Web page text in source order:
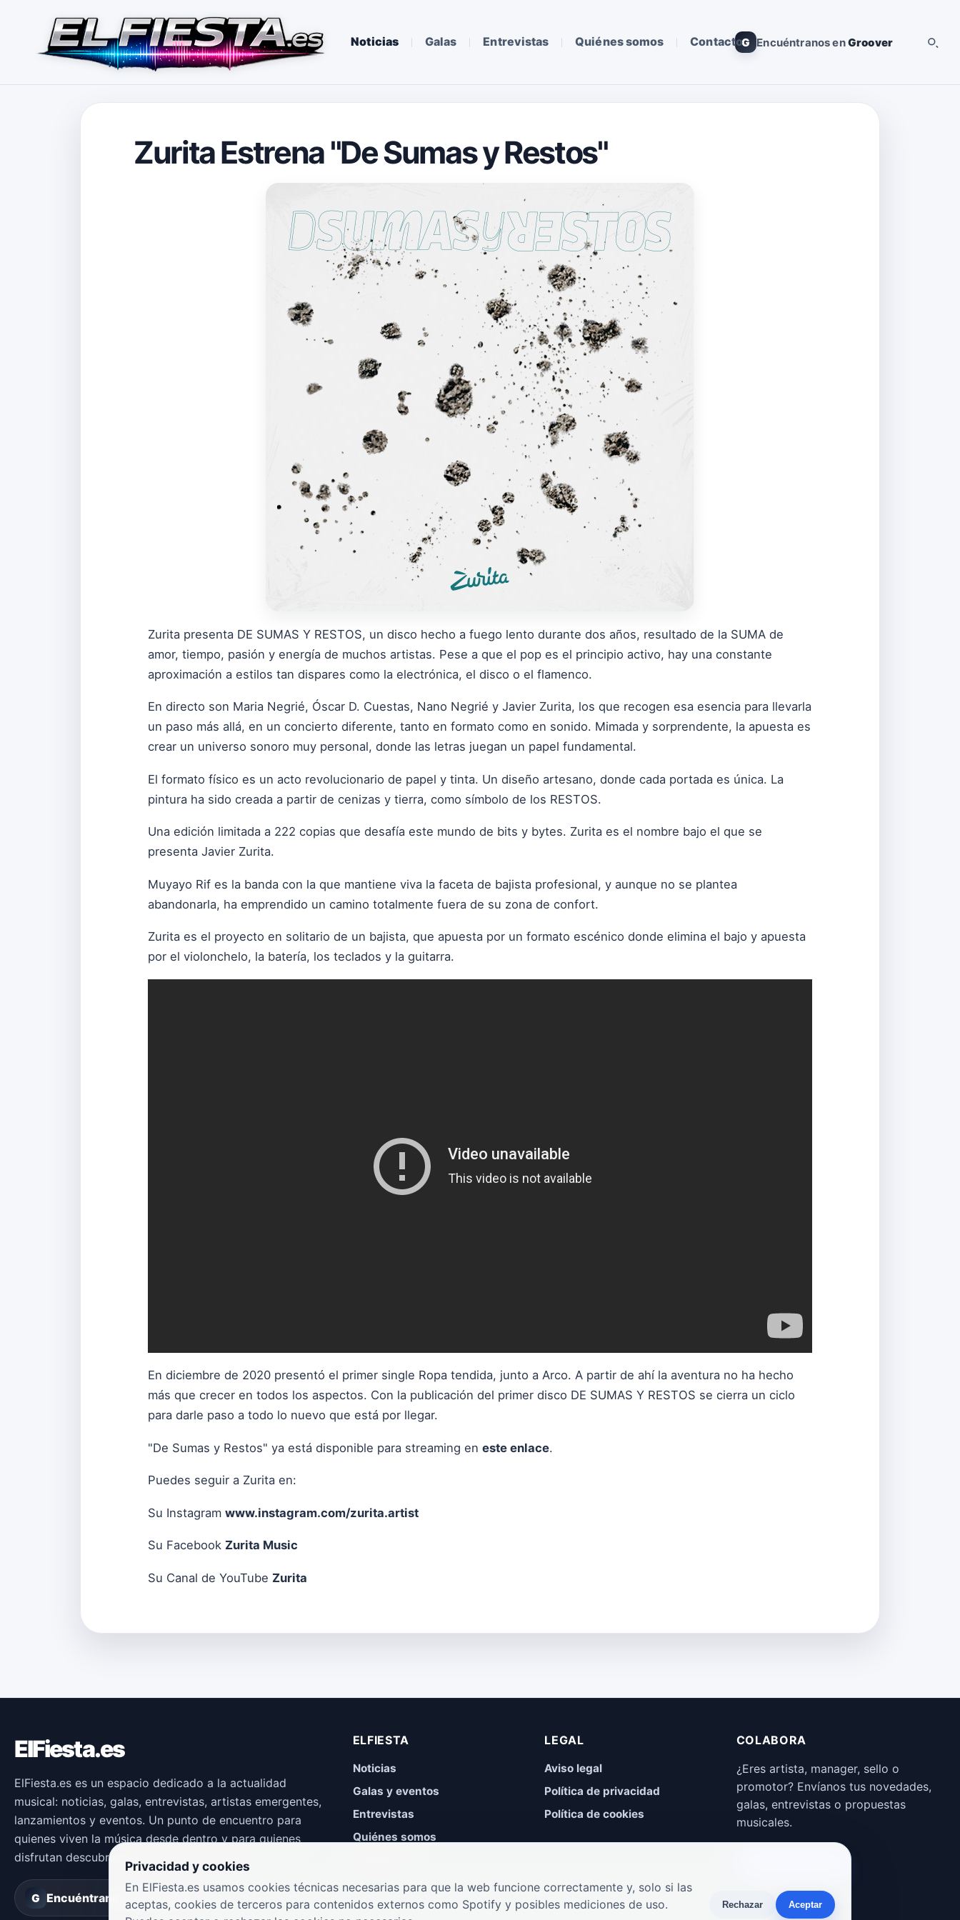
Noticias Galas Entrevistas Quiénes somos ContactoG Encuéntranos enGroover
Zurita Estrena "De Sumas y Restos"
Zurita presenta DE SUMAS Y RESTOS, un disco hecho a fuego lento durante dos años, resultado de la SUMA de
amor, tiempo, pasión y energía de muchos artistas. Pese a que el pop es el principio activo, hay una constante
aproximación a estilos tan dispares como la electrónica, el disco o el flamenco.
En directo son Maria Negrié, Óscar D. Cuestas, Nano Negrié y Javier Zurita, los que recogen esa esencia para llevarla
un paso más allá, en un concierto diferente, tanto en formato como en sonido. Mimada y sorprendente, la apuesta es
crear un universo sonoro muy personal, donde las letras juegan un papel fundamental.
El formato físico es un acto revolucionario de papel y tinta. Un diseño artesano, donde cada portada es única. La
pintura ha sido creada a partir de cenizas y tierra, como símbolo de los RESTOS.
Una edición limitada a 222 copias que desafía este mundo de bits y bytes. Zurita es el nombre bajo el que se
presenta Javier Zurita.
Muyayo Rif es la banda con la que mantiene viva la faceta de bajista profesional, y aunque no se plantea
abandonarla, ha emprendido un camino totalmente fuera de su zona de confort.
Zurita es el proyecto en solitario de un bajista, que apuesta por un formato escénico donde elimina el bajo y apuesta
por el violonchelo, la batería, los teclados y la guitarra.
En diciembre de 2020 presentó el primer single Ropa tendida, junto a Arco. A partir de ahí la aventura no ha hecho
más que crecer en todos los aspectos. Con la publicación del primer disco DE SUMAS Y RESTOS se cierra un ciclo
para darle paso a todo lo nuevo que está por llegar.
"De Sumas y Restos" ya está disponible para streaming en este enlace.
Puedes seguir a Zurita en:
Su Instagram www.instagram.com/zurita.artist
Su Facebook Zurita Music
Su Canal de YouTube Zurita
ElFiesta.es
ElFiesta.es es un espacio dedicado a la actualidad
musical: noticias, galas, entrevistas, artistas emergentes,
lanzamientos y eventos. Un punto de encuentro para
quienes viven la música desde dentro y para quienes
disfrutan descubriendo nuevas propuestas.
G Encuéntranos en Groover
ELFIESTA
Noticias
Galas y eventos
Entrevistas
Quiénes somos
LEGAL
Aviso legal
Política de privacidad
Política de cookies
COLABORA
¿Eres artista, manager, sello o
promotor? Envíanos tus novedades,
galas, entrevistas o propuestas
musicales.
Privacidad y cookies
En ElFiesta.es usamos cookies técnicas necesarias para que la web funcione correctamente y, solo si las
aceptas, cookies de terceros para contenidos externos como Spotify y posibles mediciones de uso.
Rechazar Aceptar